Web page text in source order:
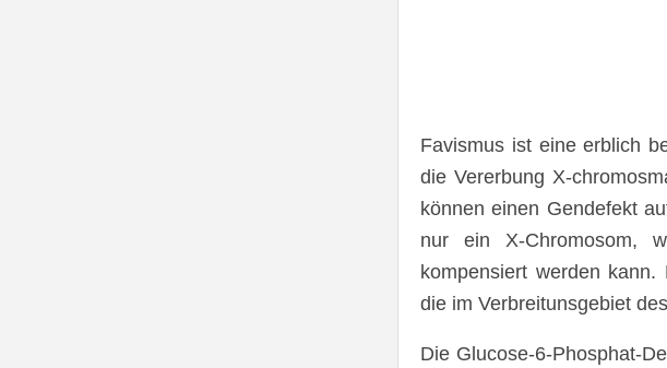
Favismus ist eine erblich
die Vererbung X-
können einen Gendefekt
nur ein X-Chromosom,
kompensiert werden
die im Verbreitunsgebiet
Die Glucose-6-Phosphat-